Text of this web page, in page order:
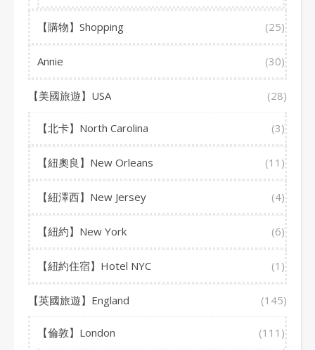
【購物】Shopping (25)
Annie (30)
【美國旅遊】USA (28)
【北卡】North Carolina (3)
【紐奧良】New Orleans (11)
【紐澤西】New Jersey (4)
【紐約】New York (6)
【紐約住宿】Hotel NYC (1)
【英國旅遊】England (145)
【倫敦】London (111)